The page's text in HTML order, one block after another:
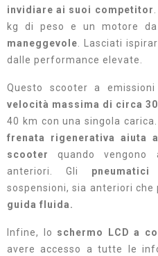
invidiare ai suoi competitor
kg di peso e un motore
maneggevole. Lasciati
dalle performance elevate.
Questo scooter a
velocità massima di circa
40 km con una singola carica.
frenata rigenerativa aiuta
scooter
quando vengono
anteriori. Gli
sospensioni, sia anteriori che
guida fluida.
Infine, lo schermo LCD a
avere accesso a tutte le